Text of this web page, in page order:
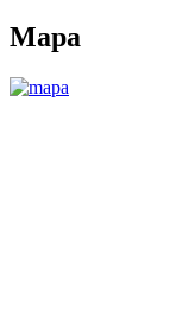
Mapa